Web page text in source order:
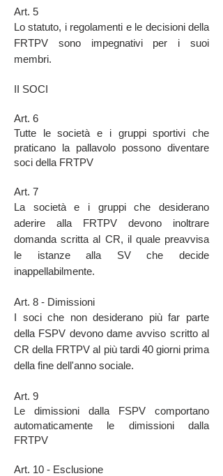
Art. 5
Lo statuto, i regolamenti e le decisioni della
FRTPV sono impegnativi per i suoi
membri.
II SOCI
Art. 6
Tutte le società e i gruppi sportivi che
praticano la pallavolo possono diventare
soci della FRTPV
Art. 7
La società e i gruppi che desiderano
aderire alla FRTPV devono inoltrare
domanda scritta al CR, il quale preavvisa
le istanze alla SV che decide
inappellabilmente.
Art. 8 - Dimissioni
I soci che non desiderano più far parte
della FSPV devono dame avviso scritto al
CR della FRTPV al più tardi 40 giorni prima
della fine dell'anno sociale.
Art. 9
Le dimissioni dalla FSPV comportano
automaticamente le dimissioni dalla
FRTPV
Art. 10 - Esclusione